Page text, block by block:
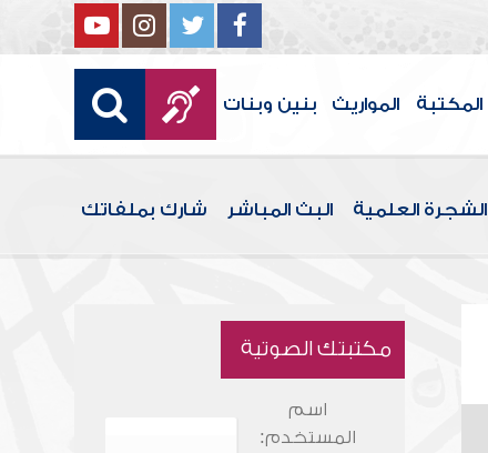
المكتبة المواريث بنين وبنات
الشجرة العلمية البث المباشر شارك بملفاتك
مكتبتك الصوتية
اسم
المستخدم: